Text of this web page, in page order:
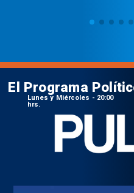
El Programa
Lunes y Miércoles - 20:00
hrs.